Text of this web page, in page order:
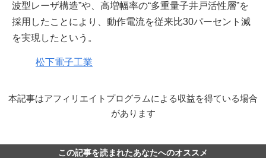
波型レーザ構造”や、高増幅率の“多重量子井戸活性層”を
採用したことにより、動作電流を従来比30パーセント減
を実現したという。
松下電子工業
本記事はアフィリエイトプログラムによる収益を得ている場合
があります
この記事を読まれたあなたへのオススメ